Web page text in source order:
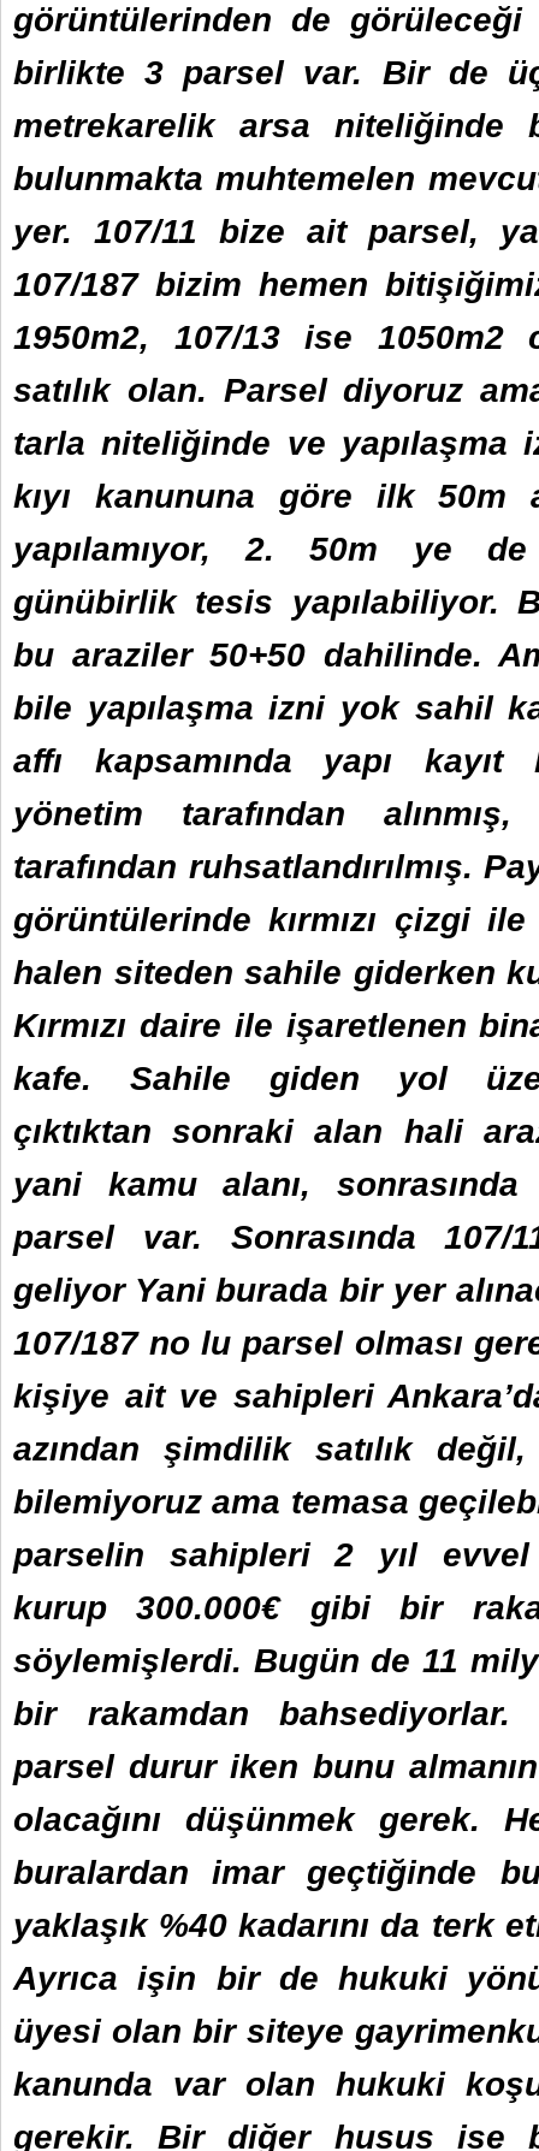
görüntülerinden de
birlikte 3 parsel var. Bir de
metrekarelik arsa niteliğinde
bulunmakta muhtemelen
yer. 107/11 bize ait parsel,
107/187 bizim hemen
1950m2, 107/13 ise 1050m2
satılık olan. Parsel diyoruz
tarla niteliğinde ve yapılaşma
kıyı kanununa göre ilk 50m
yapılamıyor, 2. 50m ye
günübirlik tesis yapılabiliyor.
bu araziler 50+50 dahilinde.
bile yapılaşma izni yok sahil
affı kapsamında yapı
yönetim tarafından
tarafından ruhsatlandırılmış.
görüntülerinde kırmızı çizgi
halen siteden sahile giderken
Kırmızı daire ile işaretlenen
kafe. Sahile giden yol
çıktıktan sonraki alan hali
yani kamu alanı,
parsel var. Sonrasında 107/
geliyor Yani burada bir yer
107/187 no lu parsel olması
kişiye ait ve sahipleri
azından şimdilik satılık
bilemiyoruz ama temasa
parselin sahipleri 2 yıl
kurup 300.000€ gibi bir
söylemişlerdi. Bugün de 11
bir rakamdan bahsediyorlar.
parsel durur iken bunu
olacağını düşünmek gerek.
buralardan imar geçtiğinde
yaklaşık %40 kadarını da terk
Ayrıca işin bir de hukuki
üyesi olan bir siteye
kanunda var olan hukuki
gerekir. Bir diğer husus ise